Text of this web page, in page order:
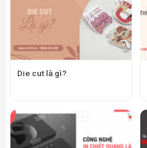
Die cut là gì?